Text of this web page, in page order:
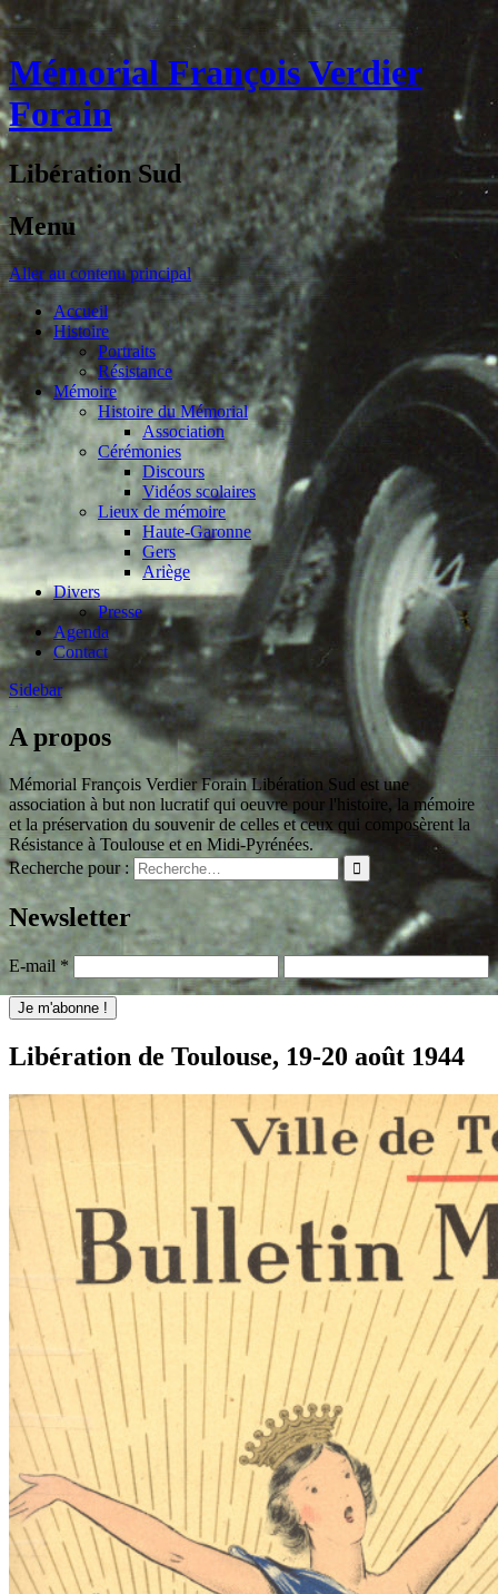
Mémorial François Verdier
Forain
Libération Sud
Menu
Aller au contenu principal
Accueil
Histoire
Portraits
Résistance
Mémoire
Histoire du Mémorial
Association
Cérémonies
Discours
Vidéos scolaires
Lieux de mémoire
Haute-Garonne
Gers
Ariège
Divers
Presse
Agenda
Contact
Sidebar
A propos
Mémorial François Verdier Forain Libération Sud est une
association à but non lucratif qui oeuvre pour l'histoire, la mémoire
et la préservation du souvenir de celles et ceux qui composèrent la
Résistance à Toulouse et en Midi-Pyrénées.
Recherche pour :
Newsletter
E-mail *
Libération de Toulouse, 19-20 août 1944